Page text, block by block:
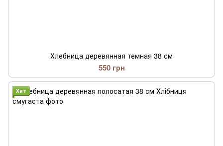
Хлебница деревянная темная 38 см
550 грн
Хит